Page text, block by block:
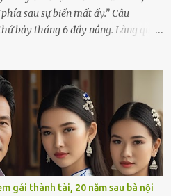
sau sự biến mất ấy.” Câu
bảy tháng 6 đầy nắng. Làng quê
người đàn ông điềm đạm, ít nói,
bị hành lý cho chuyến đi biển
“Em ở nhà nghỉ ngơi nhé, anh đưa
ngắm sóng, nghịch cát. Về chắc nó
hết chuyện.” – Ông Minh cười
chồng và con gái ríu rít chuẩn bị mà
dịp đi xa vì còn bận buôn bán ở chợ,
gái thành tài, 20 năm sau bà nội